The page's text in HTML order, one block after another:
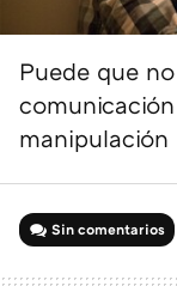
Puede que
manipulación
Sin comentarios